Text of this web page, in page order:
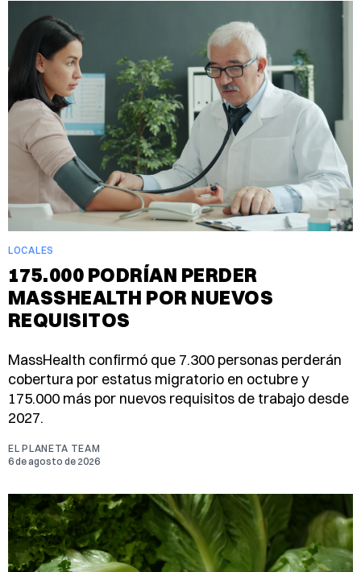
LOCALES
175.000 PODRÍAN PERDER
MASSHEALTH POR NUEVOS
REQUISITOS
MassHealth confirmó que 7.300 personas perderán
cobertura por estatus migratorio en octubre y
175.000 más por nuevos requisitos de trabajo desde
2027.
EL PLANETA TEAM
6 de agosto de 2026